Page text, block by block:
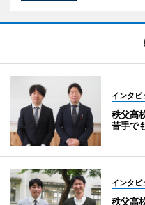
インタビ
秩父高
苦手で
インタビ
秩父高